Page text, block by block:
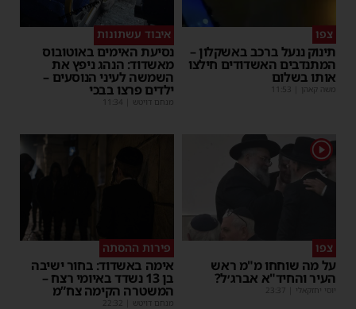
צפו
תינוק ננעל ברכב באשקלון –
המתנדבים האשדודים חילצו
אותו בשלום
משה קאהן 11:53
איבוד עשתונות
נסיעת האימים באוטובוס
מאשדוד: הנהג ניפץ את
השמשה לעיני הנוסעים –
ילדים פרצו בבכי
מנחם דויטש 11:34
1
צפו
על מה שוחחו מ"מ ראש
העיר והחיד"א אברג׳ל?
יוסי יחזקאלי 23:37
פירות ההסתה
אימה באשדוד: בחור ישיבה
בן 13 נשדד באיומי רצח –
המשטרה הקימה צח”מ
מנחם דויטש 22:32